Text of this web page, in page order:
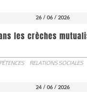
26 / 06 / 2026
les crèches
RELATIONS SOCIALES
24 / 06 / 2026